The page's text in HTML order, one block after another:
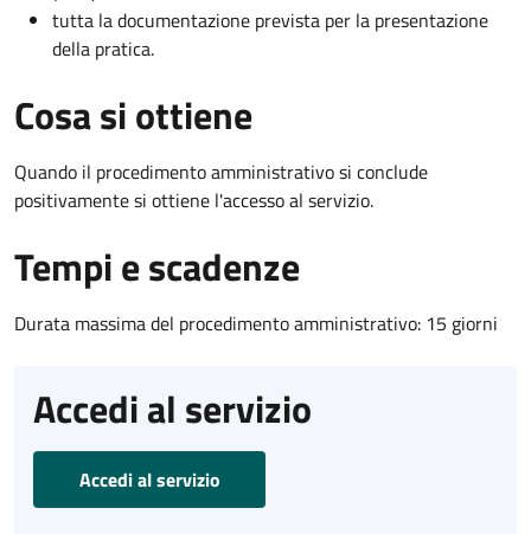
tutta la documentazione prevista per la presentazione
della pratica.
Cosa si ottiene
Quando il procedimento amministrativo si conclude
positivamente si ottiene l'accesso al servizio.
Tempi e scadenze
Durata massima del procedimento amministrativo: 15 giorni
Accedi al servizio
Accedi al servizio